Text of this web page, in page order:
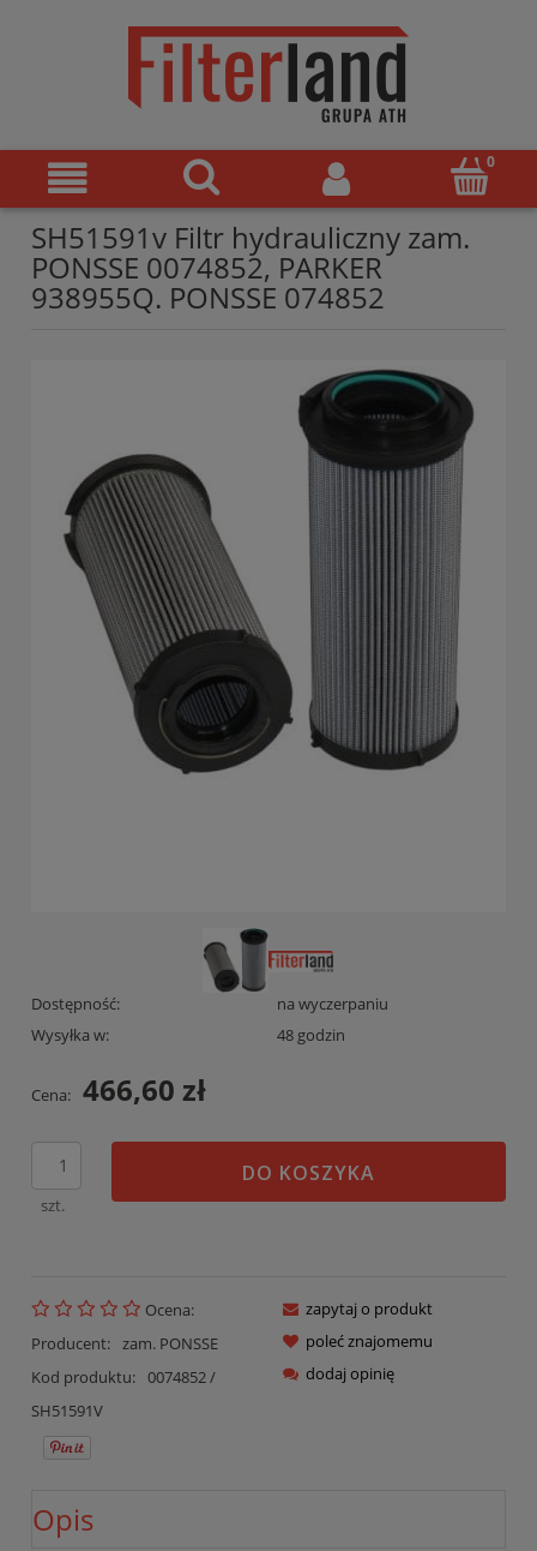
SH51591v Filtr hydrauliczny zam.
PONSSE 0074852, PARKER
938955Q. PONSSE 074852
Dostępność:
na wyczerpaniu
Wysyłka w:
48 godzin
Cena: 466,60 zł
szt.
DO KOSZYKA
Ocena:
Producent: zam. PONSSE
Kod produktu: 0074852 /
SH51591V
zapytaj o produkt
poleć znajomemu
dodaj opinię
Opis